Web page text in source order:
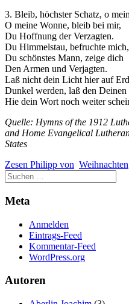
3. Bleib, höchster Schatz, o
O meine Wonne, bleib bei mir,
Du Hoffnung der Verzagten.
Du Himmelstau, befruchte mich,
Du schönstes Mann, zeige dich
Den Armen und Verjagten.
Laß nicht dein Licht hier auf
Dunkel werden, laß den Deinen
Hie dein Wort noch weiter
Quelle: Hymns of the 1912
and Home Evangelical
States
Zesen Philipp von Weihnachten
Meta
Anmelden
Eintrags-Feed
Kommentar-Feed
WordPress.org
Autoren